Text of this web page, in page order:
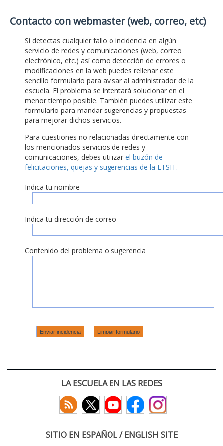
Contacto con webmaster (web, correo, etc)
Si detectas cualquier fallo o incidencia en algún
servicio de redes y comunicaciones (web, correo
electrónico, etc.) así como detección de errores o
modificaciones en la web puedes rellenar este
sencillo formulario para avisar al administrador de la
escuela. El problema se intentará solucionar en el
menor tiempo posible. También puedes utilizar este
formulario para mandar sugerencias y propuestas
para mejorar dichos servicios.
Para cuestiones no relacionadas directamente con
los mencionados servicios de redes y
comunicaciones, debes utilizar el buzón de
felicitaciones, quejas y sugerencias de la ETSIT.
Indica tu nombre
Indica tu dirección de correo
Contenido del problema o sugerencia
LA ESCUELA EN LAS REDES
SITIO EN ESPAÑOL / ENGLISH SITE